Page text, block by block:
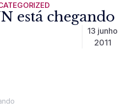
está chegando
13 junho
2011